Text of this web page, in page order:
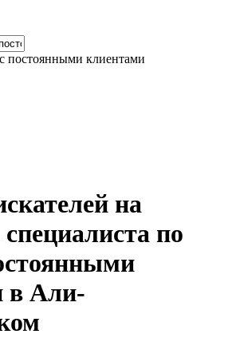
постоянными клиентами
на
по
в Али-